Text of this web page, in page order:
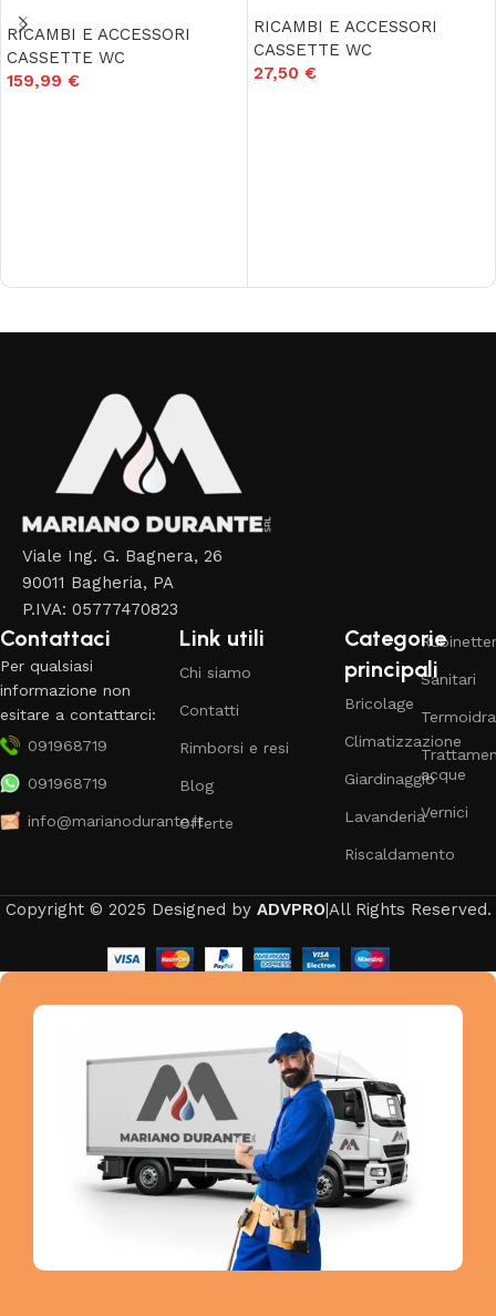
RICAMBI E ACCESSORI
CASSETTE WC
159,99 €
RICAMBI E ACCESSORI
CASSETTE WC
27,50 €
Viale Ing. G. Bagnera, 26
90011 Bagheria, PA
P.IVA: 05777470823
Contattaci
Per qualsiasi
informazione non
esitare a contattarci:
091968719
091968719
info@marianodurante.it
Link utili
Chi siamo
Contatti
Rimborsi e resi
Blog
Offerte
Categorie
principali
Bricolage
Climatizzazione
Giardinaggio
Lavanderia
Riscaldamento
Sanitari
acque
Vernici
Copyright © 2025 Designed by ADVPRO|All Rights Reserved.